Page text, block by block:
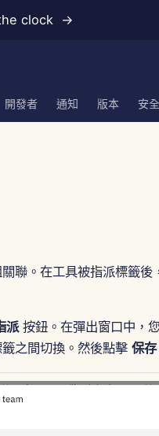
clock →
開發者 通知 版本 安
聯。在工具被指派標籤後
派按鈕。在彈出窗口中，
之間切換。然後點擊 保存